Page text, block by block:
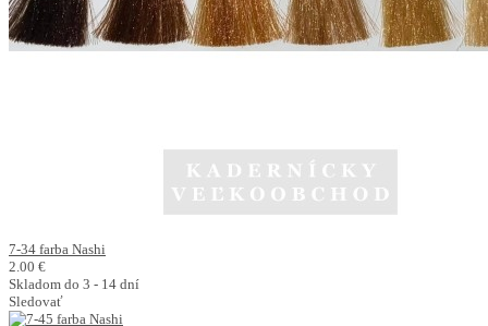
7-34 farba Nashi
2.00 €
Skladom do 3 - 14 dní
Sledovať